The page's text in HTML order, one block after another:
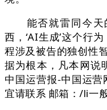
能否就雷同今天
西，‘AI生成’这个行
程涉及被告的独创性
据为根本，凡本网说
中国运营报-中国运营
宜请联系 邮箱：/li一般